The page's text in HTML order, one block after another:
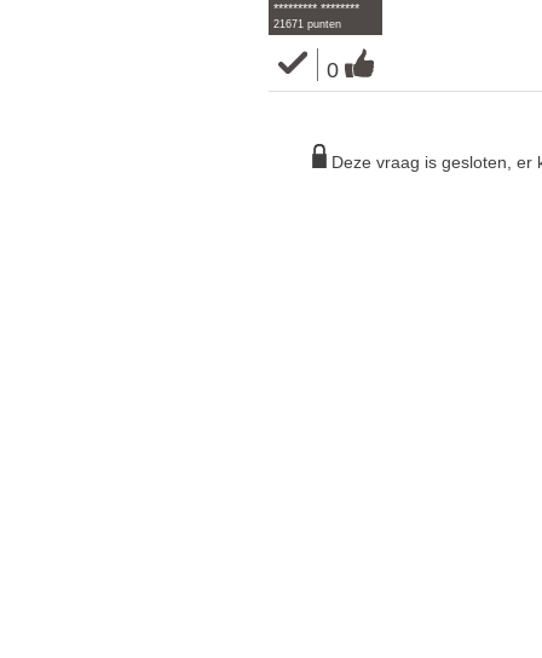
********* ********
21671 punten
0
Deze vraag is gesloten, er